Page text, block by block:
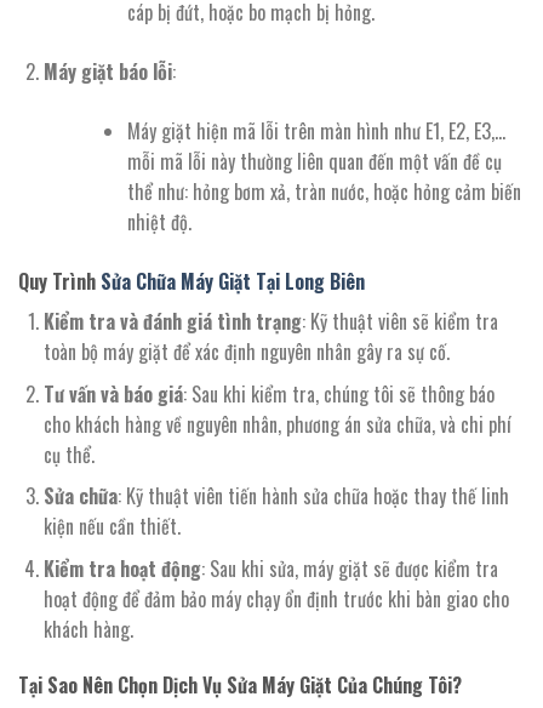
cáp bị đứt, hoặc bo mạch bị hỏng.
Máy giặt báo lỗi:
Máy giặt hiện mã lỗi trên màn hình như E1, E2, E3,…
mỗi mã lỗi này thường liên quan đến một vấn đề cụ
thể như: hỏng bơm xả, tràn nước, hoặc hỏng cảm biến
nhiệt độ.
Quy Trình Sửa Chữa Máy Giặt Tại Long Biên
Kiểm tra và đánh giá tình trạng: Kỹ thuật viên sẽ kiểm tra
toàn bộ máy giặt để xác định nguyên nhân gây ra sự cố.
Tư vấn và báo giá: Sau khi kiểm tra, chúng tôi sẽ thông báo
cho khách hàng về nguyên nhân, phương án sửa chữa, và chi phí
cụ thể.
Sửa chữa: Kỹ thuật viên tiến hành sửa chữa hoặc thay thế linh
kiện nếu cần thiết.
Kiểm tra hoạt động: Sau khi sửa, máy giặt sẽ được kiểm tra
hoạt động để đảm bảo máy chạy ổn định trước khi bàn giao cho
khách hàng.
Tại Sao Nên Chọn Dịch Vụ Sửa Máy Giặt Của Chúng Tôi?